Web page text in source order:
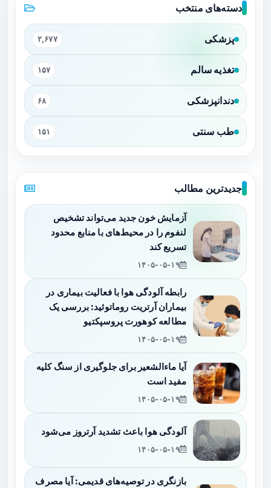
دسته‌های منتخب
پزشکی ۲,۶۷۷
تغذیه سالم ۱۵۷
دندانپزشکی ۶۸
طب سنتی ۱۵۱
جدیدترین مطالب
آزمایش خون جدید می‌تواند تشخیص
لنفوم را در محیط‌های با منابع محدود
تسریع کند
۱۴۰۵-۰۵-۱۹
رابطه آلودگی هوا با فعالیت بیماری در
بیماران آرتریت روماتوئید: بررسی یک
مطالعه کوهورت پروسپکتیو
۱۴۰۵-۰۵-۱۹
آیا ماءالشعیر برای جلوگیری از سنگ کلیه
مفید است
۱۴۰۵-۰۵-۱۹
آلودگی هوا باعث تشدید آرتروز می‌شود
۱۴۰۵-۰۵-۱۹
بازنگری در توصیه‌های قدیمی: آیا مصرف